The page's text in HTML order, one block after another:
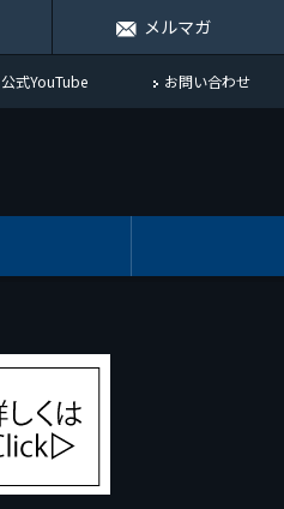
メルマガ
公式YouTube お問い合わせ